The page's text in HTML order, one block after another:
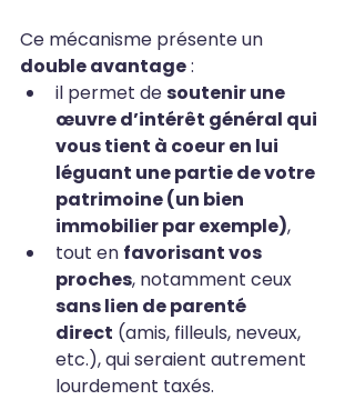
Ce mécanisme présente un
double avantage :
il permet de soutenir une
œuvre d’intérêt général qui
vous tient à coeur en lui
léguant une partie de votre
patrimoine (un bien
immobilier par exemple),
tout en favorisant vos
proches, notamment ceux
sans lien de parenté
direct (amis, filleuls, neveux,
etc.), qui seraient autrement
lourdement taxés.